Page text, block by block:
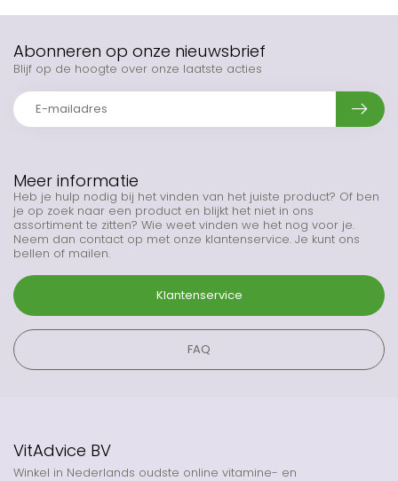
Meer informatie
Heb je hulp nodig bij het vinden van het juiste product? Of ben
je op zoek naar een product en blijkt het niet in ons
assortiment te zitten? Wie weet vinden we het nog voor je.
Neem dan contact op met onze klantenservice. Je kunt ons
bellen of mailen.
Klantenservice
FAQ
Abonneren op onze nieuwsbrief
Blijf op de hoogte over onze laatste acties
VitAdvice BV
Winkel in Nederlands oudste online vitamine- en